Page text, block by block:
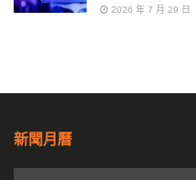
2026 年 7 月 29 日
新聞月曆